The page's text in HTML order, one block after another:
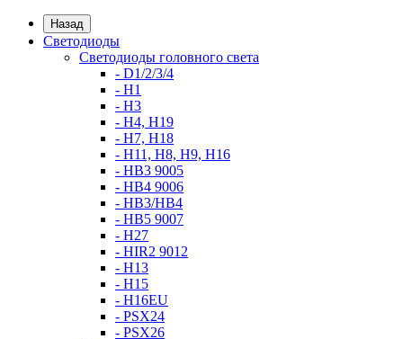
Назад
Светодиоды
Светодиоды головного света
- D1/2/3/4
- H1
- H3
- H4, H19
- H7, H18
- H11, H8, H9, H16
- HB3 9005
- HB4 9006
- HB3/HB4
- HB5 9007
- H27
- HIR2 9012
- H13
- H15
- H16EU
- PSX24
- PSX26